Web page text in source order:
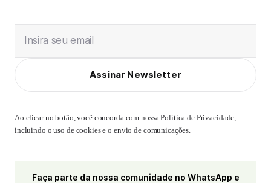
Insira seu email
Assinar Newsletter
Ao clicar no botão, você concorda com nossaPolítica de Privacidade,
incluindo o uso de cookies e o envio de comunicações.
Faça parte da nossa comunidade no WhatsApp e